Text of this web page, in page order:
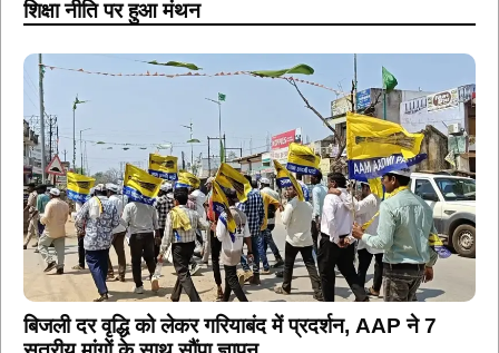
शिक्षा नीति पर हुआ मंथन
बिजली दर वृद्धि को लेकर गरियाबंद में प्रदर्शन, AAP ने 7